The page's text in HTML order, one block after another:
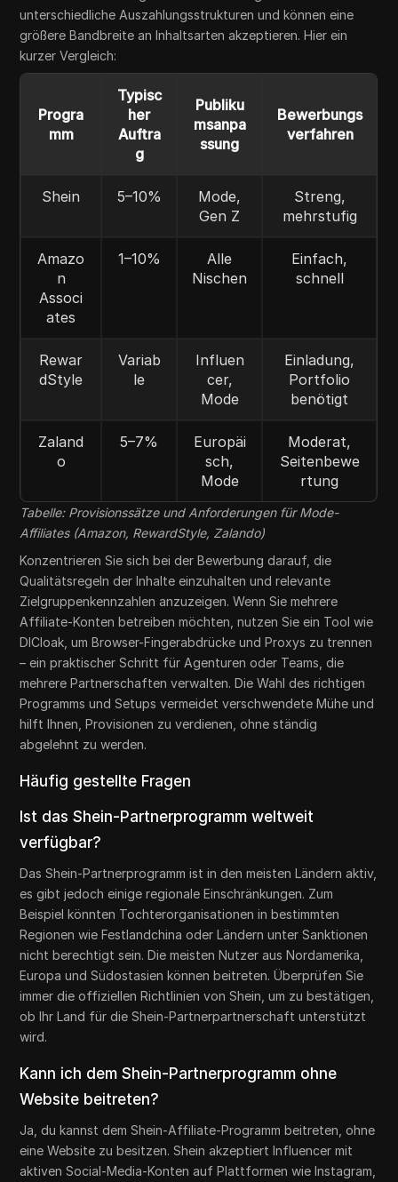
unterschiedliche Auszahlungsstrukturen und können eine
größere Bandbreite an Inhaltsarten akzeptieren. Hier ein
kurzer Vergleich:
Progra
mm
Typisc
her
Auftra
g
Publiku
msanpa
ssung
Bewerbungs
verfahren
Shein 5–10%
Mode,
Gen Z
Streng,
mehrstufig
Amazo
n
Associ
ates
1–10%
Alle
Nischen
Einfach,
schnell
Rewar
dStyle
Variab
le
Influen
cer,
Mode
Einladung,
Portfolio
benötigt
Zaland
o
5–7%
Europäi
sch,
Mode
Moderat,
Seitenbewe
rtung
Tabelle: Provisionssätze und Anforderungen für Mode-
Affiliates (Amazon, RewardStyle, Zalando)
Konzentrieren Sie sich bei der Bewerbung darauf, die
Qualitätsregeln der Inhalte einzuhalten und relevante
Zielgruppenkennzahlen anzuzeigen. Wenn Sie mehrere
Affiliate-Konten betreiben möchten, nutzen Sie ein Tool wie
DICloak, um Browser-Fingerabdrücke und Proxys zu trennen
– ein praktischer Schritt für Agenturen oder Teams, die
mehrere Partnerschaften verwalten. Die Wahl des richtigen
Programms und Setups vermeidet verschwendete Mühe und
hilft Ihnen, Provisionen zu verdienen, ohne ständig
abgelehnt zu werden.
Häufig gestellte Fragen
Ist das Shein-Partnerprogramm weltweit
verfügbar?
Das Shein-Partnerprogramm ist in den meisten Ländern aktiv,
es gibt jedoch einige regionale Einschränkungen. Zum
Beispiel könnten Tochterorganisationen in bestimmten
Regionen wie Festlandchina oder Ländern unter Sanktionen
nicht berechtigt sein. Die meisten Nutzer aus Nordamerika,
Europa und Südostasien können beitreten. Überprüfen Sie
immer die offiziellen Richtlinien von Shein, um zu bestätigen,
ob Ihr Land für die Shein-Partnerpartnerschaft unterstützt
wird.
Kann ich dem Shein-Partnerprogramm ohne
Website beitreten?
Ja, du kannst dem Shein-Affiliate-Programm beitreten, ohne
eine Website zu besitzen. Shein akzeptiert Influencer mit
aktiven Social-Media-Konten auf Plattformen wie Instagram,